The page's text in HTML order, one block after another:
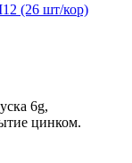
(26 шт/кор)
6g,
цинком.